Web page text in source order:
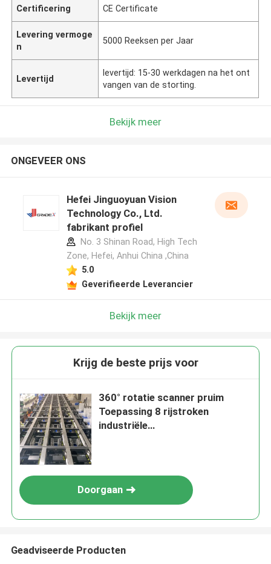
Certificering CE Certificate
Levering vermoge
n
5000 Reeksen per Jaar
Levertijd
levertijd: 15-30 werkdagen na het ont
vangen van de storting.
Bekijk meer
ONGEVEER ONS
Hefei Jinguoyuan Vision
Technology Co., Ltd.
fabrikant profiel
No. 3 Shinan Road, High Tech
Zone, Hefei, Anhui China ,China
5.0
Geverifieerde Leverancier
Bekijk meer
Krijg de beste prijs voor
360° rotatie scanner pruim
Toepassing 8 rijstroken
industriële
Doorgaan
Geadviseerde Producten